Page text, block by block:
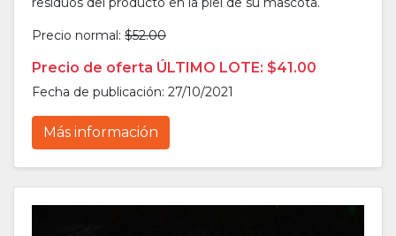
Precio normal: $52.00
Precio de oferta ÚLTIMO LOTE: $41.00
Fecha de publicación: 27/10/2021
Más información